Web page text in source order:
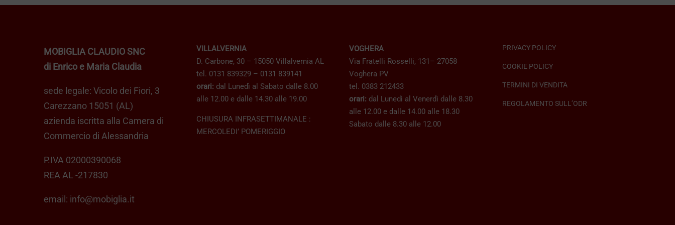
€ 219,00
del
MOBIGLIA CLAUDIO SNC
di Enrico e Maria Claudia
sede legale: Vicolo dei Fiori, 3
Carezzano 15051 (AL)
azienda iscritta alla Camera di
Commercio di Alessandria
P.IVA 02000390068
REA AL -217830
email: info@mobiglia.it
VILLALVERNIA
D. Carbone, 30 – 15050 Villalvernia AL
tel. 0131 839329 – 0131 839141
orari: dal Lunedì al Sabato dalle 8.00
alle 12.00 e dalle 14.30 alle 19.00
CHIUSURA INFRASETTIMANALE :
MERCOLEDI’ POMERIGGIO
VOGHERA
Via Fratelli Rosselli, 131– 27058
Voghera PV
tel. 0383 212433
orari: dal Lunedì al Venerdì dalle 8.30
alle 12.00 e dalle 14.00 alle 18.30
Sabato dalle 8.30 alle 12.00
PRIVACY POLICY
COOKIE POLICY
TERMINI DI VENDITA
REGOLAMENTO SULL’ODR